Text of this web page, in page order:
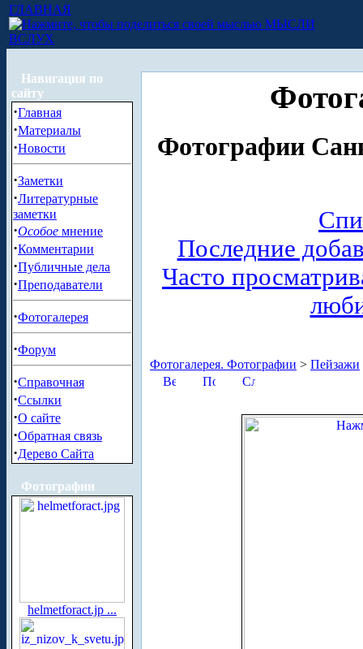
ГЛАВНАЯ
МЫСЛИ
ВСЛУХ
Навигация по
сайту
·Главная
·Материалы
·Новости
·Заметки
·Литературные
заметки
·Особое мнение
·Комментарии
·Публичные дела
·Преподаватели
·Фотогалерея
·Форум
·Справочная
·Ссылки
·О сайте
·Обратная связь
·Дерево Сайта
Фотографии
helmetforact.jp ...
Фотографии
Последние
Часто
Фотогалерея. Фотографии > Пейзажи